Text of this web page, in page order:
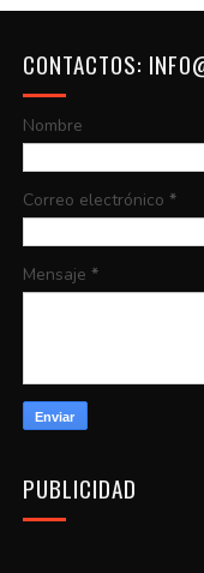
CONTACTOS:
Nombre
Correo electrónico *
Mensaje *
PUBLICIDAD